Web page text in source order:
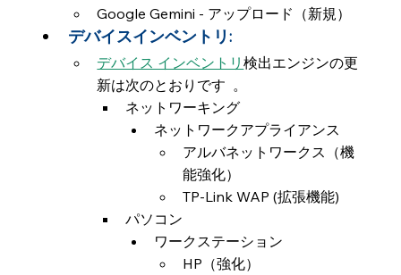
Google Gemini - アップロード（新規）
デバイスインベントリ:
デバイス インベントリ検出エンジンの更
新は次のとおりです  。
ネットワーキング
ネットワークアプライアンス
アルバネットワークス（機
能強化）
TP-Link WAP (拡張機能)
パソコン
ワークステーション
HP（強化）